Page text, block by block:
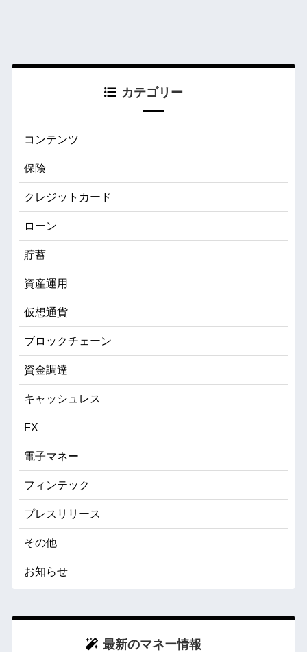
カテゴリー
コンテンツ
保険
クレジットカード
ローン
貯蓄
資産運用
仮想通貨
ブロックチェーン
資金調達
キャッシュレス
FX
電子マネー
フィンテック
プレスリリース
その他
お知らせ
最新のマネー情報